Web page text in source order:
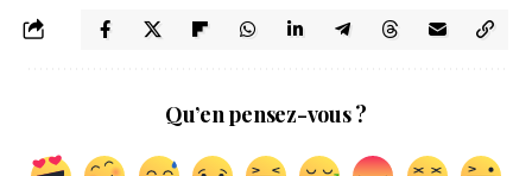
Qu’en pensez-vous ?